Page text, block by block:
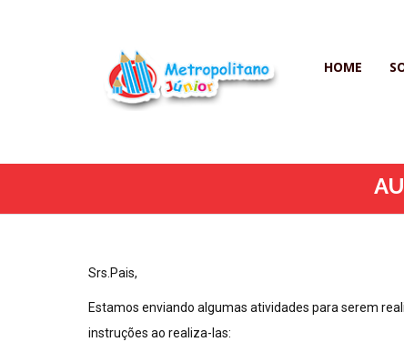
HOME
Srs.Pais,
Estamos enviando algumas atividades para serem
instruções ao realiza-las: